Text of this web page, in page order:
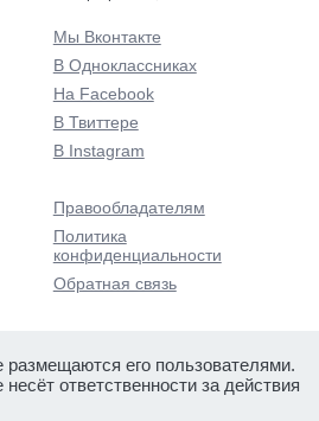
Мы Вконтакте
В Одноклассниках
На Facebook
В Твиттере
В Instagram
Правообладателям
Политика
конфиденциальности
Обратная связь
его пользователями.
ответственности за действия